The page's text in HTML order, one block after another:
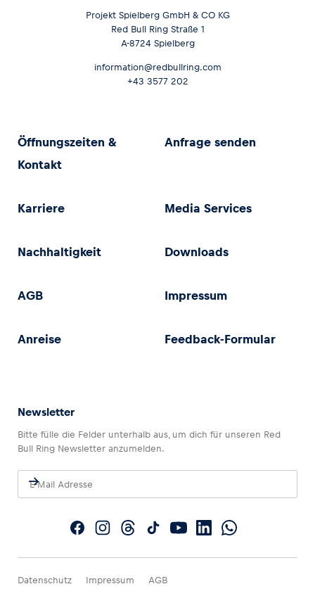
Projekt Spielberg GmbH & CO KG
Red Bull Ring Straße 1
A-8724 Spielberg
information@redbullring.com
+43 3577 202
Öffnungszeiten &
Kontakt
Anfrage senden
Karriere Media Services
Nachhaltigkeit Downloads
AGB Impressum
Anreise Feedback-Formular
Newsletter
Bitte fülle die Felder unterhalb aus, um dich für unseren Red
Bull Ring Newsletter anzumelden.
Datenschutz Impressum AGB